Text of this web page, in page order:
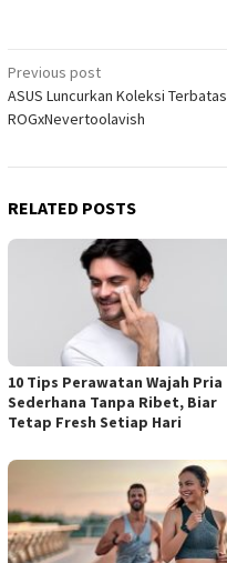
Post
navigation
Previous post
ASUS Luncurkan Koleksi Terbatas
ROGxNevertoolavish
RELATED POSTS
10 Tips Perawatan Wajah Pria
Sederhana Tanpa Ribet, Biar
Tetap Fresh Setiap Hari